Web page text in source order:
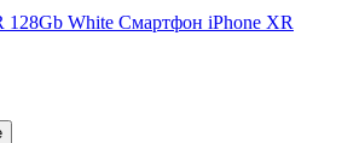
Смартфон iPhone XR